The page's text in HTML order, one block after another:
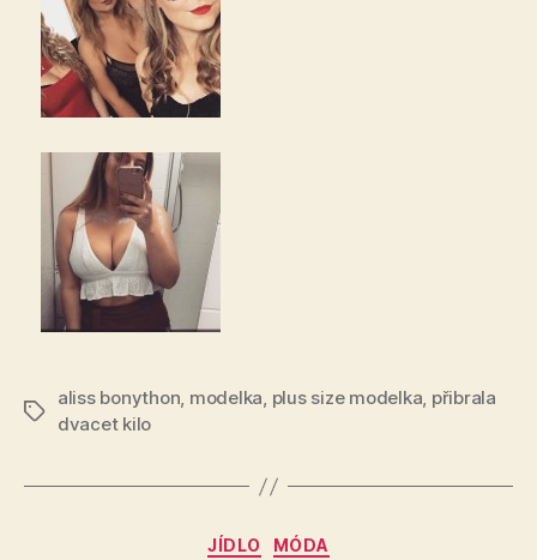
Štítky
aliss bonython, modelka, plus size modelka, přibrala
dvacet kilo
Rubriky
JÍDLO MÓDA